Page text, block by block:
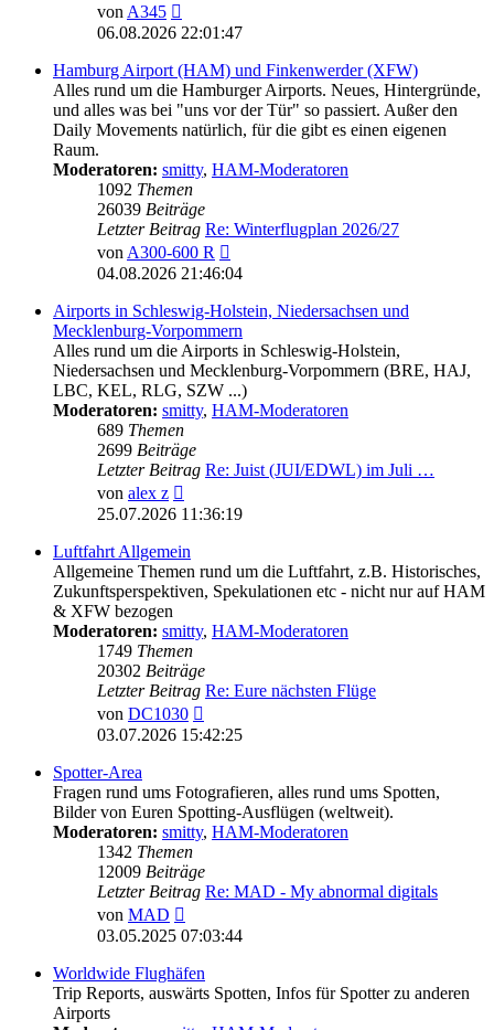
vonA345
Beitrag
06.08.2026 22:01:47
Hamburg Airport (HAM) und Finkenwerder (XFW)
Alles rund um die Hamburger Airports. Neues, Hintergründe,
und alles was bei "uns vor der Tür" so passiert. Außer den
Daily Movements natürlich, für die gibt es einen eigenen
Raum.
Moderatoren: smitty, HAM-Moderatoren
1092 Themen
26039 Beiträge
Letzter Beitrag Re: Winterflugplan 2026/27
vonA300-600 R
Beitrag
04.08.2026 21:46:04
Airports in Schleswig-Holstein, Niedersachsen und
Mecklenburg-Vorpommern
Alles rund um die Airports in Schleswig-Holstein,
Niedersachsen und Mecklenburg-Vorpommern (BRE, HAJ,
LBC, KEL, RLG, SZW ...)
Moderatoren: smitty, HAM-Moderatoren
689 Themen
2699 Beiträge
Letzter Beitrag Re: Juist (JUI/EDWL) im Juli …
von alex z
Beitrag
25.07.2026 11:36:19
Luftfahrt Allgemein
Allgemeine Themen rund um die Luftfahrt, z.B. Historisches,
Zukunftsperspektiven, Spekulationen etc - nicht nur auf HAM
& XFW bezogen
Moderatoren: smitty, HAM-Moderatoren
1749 Themen
20302 Beiträge
Letzter Beitrag Re: Eure nächsten Flüge
von DC1030
Beitrag
03.07.2026 15:42:25
Spotter-Area
Fragen rund ums Fotografieren, alles rund ums Spotten,
Bilder von Euren Spotting-Ausflügen (weltweit).
Moderatoren: smitty, HAM-Moderatoren
1342 Themen
12009 Beiträge
Letzter Beitrag Re: MAD - My abnormal digitals
von MAD
Beitrag
03.05.2025 07:03:44
Worldwide Flughäfen
Trip Reports, auswärts Spotten, Infos für Spotter zu anderen
Airports